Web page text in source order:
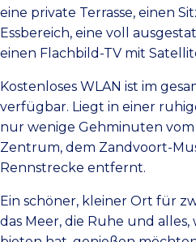
eine private Terrasse, einen
Essbereich, eine voll
einen Flachbild-TV mit
Kostenloses WLAN ist im
verfügbar. Liegt in einer
nur wenige Gehminuten vom
Zentrum, dem Zandvoort-
Rennstrecke entfernt.
Ein schöner, kleiner Ort für
das Meer, die Ruhe und alles,